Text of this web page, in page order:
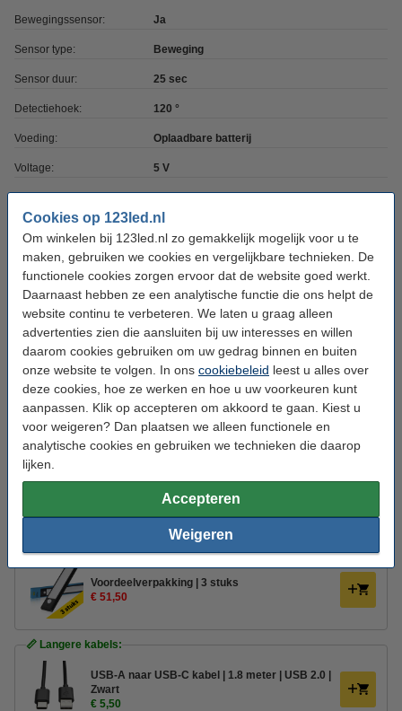
Cookies op 123led.nl
Om winkelen bij 123led.nl zo gemakkelijk mogelijk voor u te
maken, gebruiken we cookies en vergelijkbare technieken. De
functionele cookies zorgen ervoor dat de website goed werkt.
Daarnaast hebben ze een analytische functie die ons helpt de
website continu te verbeteren. We laten u graag alleen
advertenties zien die aansluiten bij uw interesses en willen
daarom cookies gebruiken om uw gedrag binnen en buiten
onze website te volgen. In ons cookiebeleid leest u alles over
deze cookies, hoe ze werken en hoe u uw voorkeuren kunt
aanpassen. Klik op accepteren om akkoord te gaan. Kiest u
voor weigeren? Dan plaatsen we alleen functionele en
analytische cookies en gebruiken we technieken die daarop
lijken.
Accepteren
Weigeren
Bewegingssensor: Ja
Sensor type: Beweging
Sensor duur: 25 sec
Detectiehoek: 120 °
Voeding: Oplaadbare batterij
Voltage: 5 V
Accuduur: 3 uur
1.500 mAh
Afmetingen: 40 cm x 41 mm x 10 mm (lxbxh)
Werktemperatuur: -10 tot +45 °C
Beschermingsniveau: IP20
Gebruik: Binnen
Branduren: 15.000 uur
Aantal lampjes:
uw oude apparaat
Voordeelverpakking | 3 stuks
€ 51,50
📏 Langere kabels:
USB-A naar USB-C kabel | 1.8 meter | USB 2.0 |
Zwart
€ 5,50